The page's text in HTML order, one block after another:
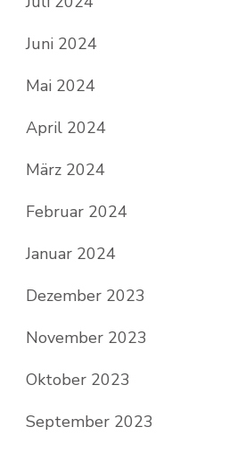
Juni 2024
Mai 2024
April 2024
März 2024
Februar 2024
Januar 2024
Dezember 2023
November 2023
Oktober 2023
September 2023